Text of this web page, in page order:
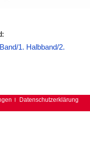
1. Halbband/2.
Datenschutzerklärung